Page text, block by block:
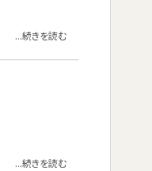
...続きを読む
...続きを読む